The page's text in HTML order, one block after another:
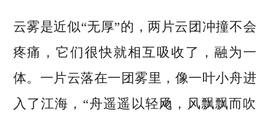
云雾是近似“无厚”的，两片云团冲撞不会
疼痛，它们很快就相互吸收了，融为一
体。一片云落在一团雾里，像一叶小舟进
入了江海，“舟遥遥以轻飏，风飘飘而吹